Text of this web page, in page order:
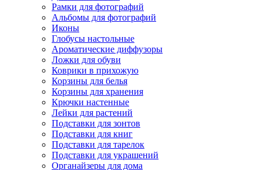
Рамки для фотографий
Альбомы для фотографий
Иконы
Глобусы настольные
Ароматические диффузоры
Ложки для обуви
Коврики в прихожую
Корзины для белья
Корзины для хранения
Крючки настенные
Лейки для растений
Подставки для зонтов
Подставки для книг
Подставки для тарелок
Подставки для украшений
Органайзеры для дома